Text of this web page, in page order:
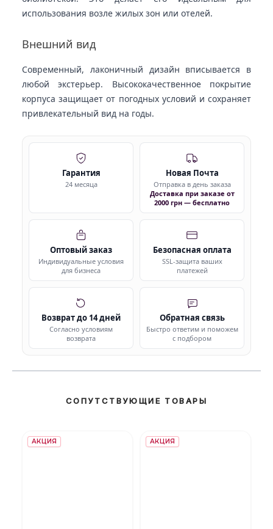
использования возле жилых зон или отелей.
Внешний вид
Современный, лаконичный дизайн вписывается в
любой экстерьер. Высококачественное покрытие
корпуса защищает от погодных условий и сохраняет
привлекательный вид на годы.
Гарантия
24 месяца
Новая Почта
Отправка в день заказа
Доставка при заказе от
2000 грн — бесплатно
Оптовый заказ
Индивидуальные условия
для бизнеса
Безопасная оплата
SSL-защита ваших
платежей
Возврат до 14 дней
Согласно условиям
возврата
Обратная связь
Быстро ответим и поможем
с подбором
СОПУТСТВУЮЩИЕ ТОВАРЫ
АКЦИЯ АКЦИЯ